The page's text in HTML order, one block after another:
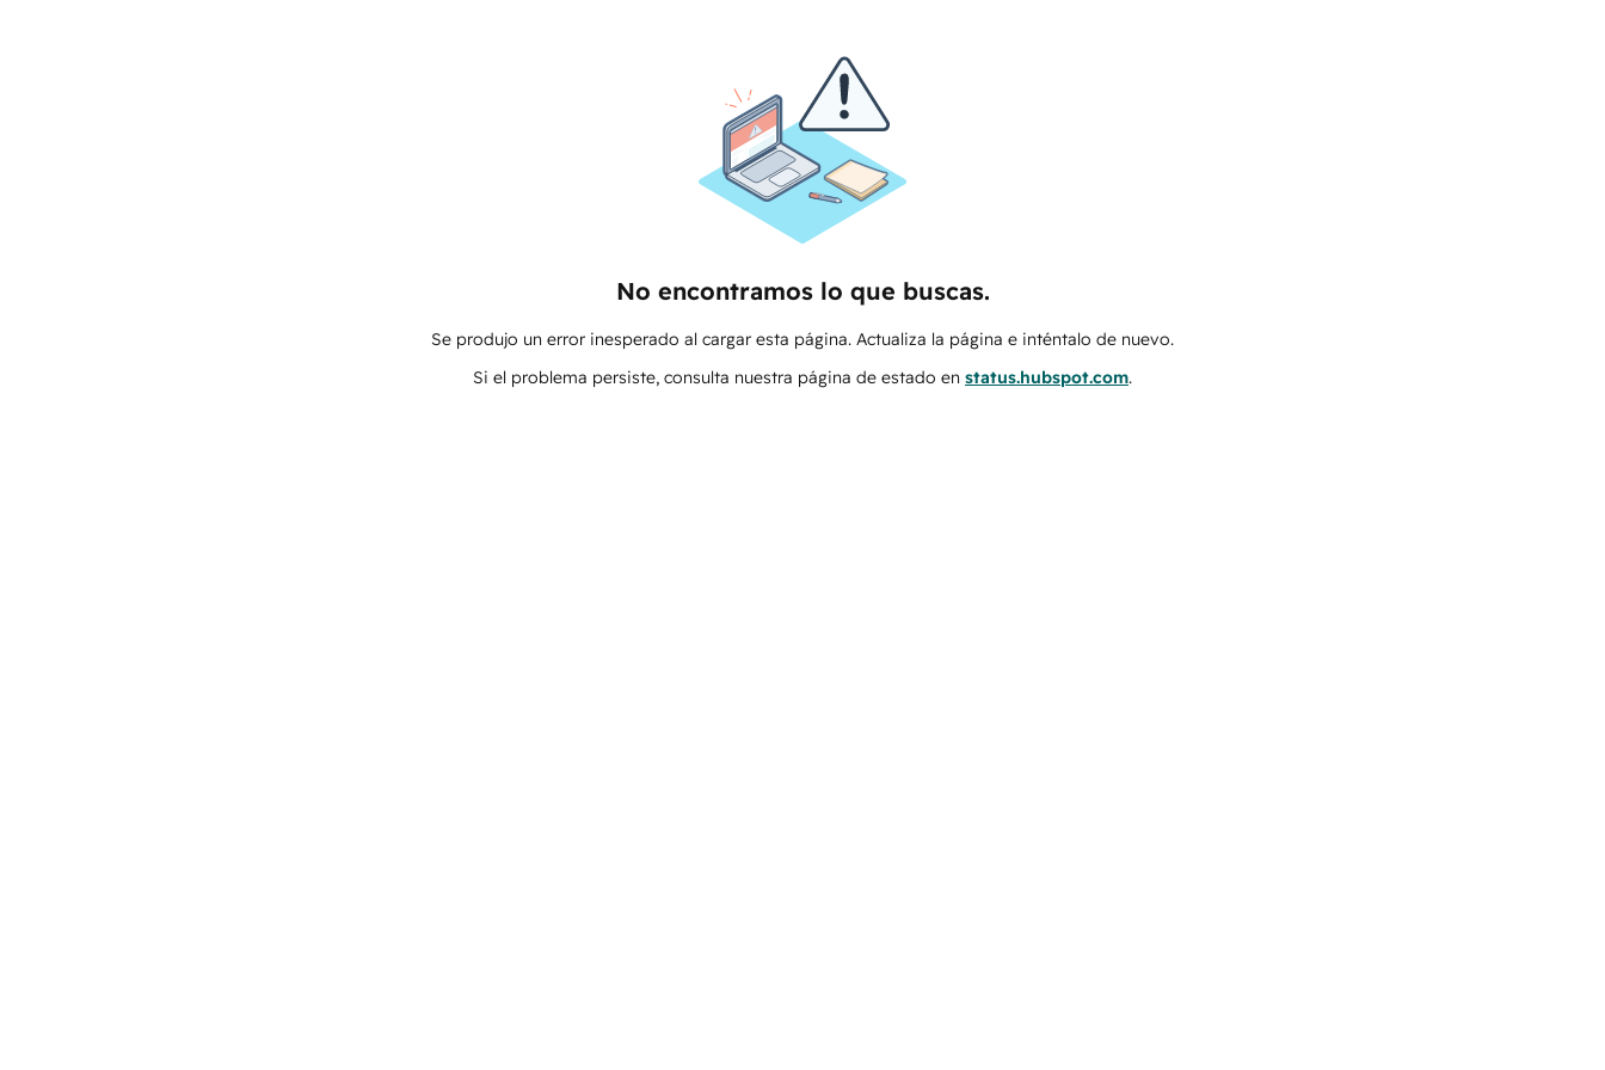
No encontramos lo que buscas.
Se produjo un error inesperado al cargar esta página. Actualiza la página e inténtalo de nuevo.
Si el problema persiste, consulta nuestra página de estado en status.hubspot.com.